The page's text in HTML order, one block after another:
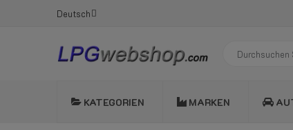
Deutsch
KATEGORIEN MARKEN